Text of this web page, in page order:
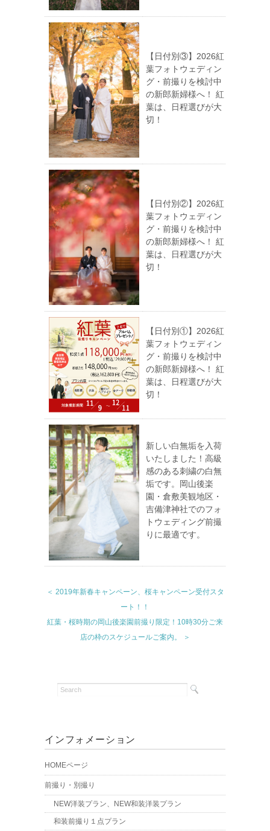
【日付別③】2026紅
葉フォトウェディン
グ・前撮りを検討中
の新郎新婦様へ！ 紅
葉は、日程選びが大
切！
【日付別②】2026紅
葉フォトウェディン
グ・前撮りを検討中
の新郎新婦様へ！ 紅
葉は、日程選びが大
切！
【日付別①】2026紅
葉フォトウェディン
グ・前撮りを検討中
の新郎新婦様へ！ 紅
葉は、日程選びが大
切！
新しい白無垢を入荷
いたしました！高級
感のある刺繍の白無
垢です。岡山後楽
園・倉敷美観地区・
吉備津神社でのフォ
トウェディング前撮
りに最適です。
＜ 2019年新春キャンペーン、桜キャンペーン受付スタ
ート！！
紅葉・桜時期の岡山後楽園前撮り限定！10時30分ご来
店の枠のスケジュールご案内。 ＞
インフォメーション
HOMEページ
前撮り・別撮り
NEW洋装プラン、NEW和装洋装プラン
和装前撮り１点プラン